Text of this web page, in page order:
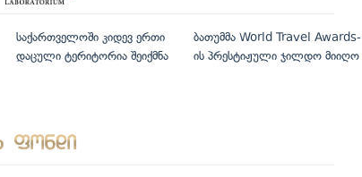
საქართველოში კიდევ ერთი
დაცული ტერიტორია შეიქმნა
ბათუმმა World Travel Awards-
ის პრესტიჟული ჯილდო მიიღო